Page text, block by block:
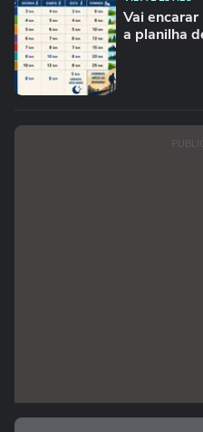
Vai
a planilha